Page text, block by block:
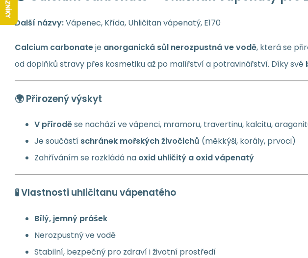
Další názvy:Vápenec, Křída, Uhličitan vápenatý, E170
Calcium carbonateje anorganická sůl nerozpustná ve vodě, která se
od doplňků stravy přes kosmetiku až po malířství a potravinářství. Díky své
🌍 Přirozený výskyt
V příroděse nachází ve vápenci, mramoru, travertinu, kalcitu,
Je součástí schránek mořských živočichů (měkkýši, korály, prvoci)
Zahříváním se rozkládá na oxid uhličitý a oxid vápenatý
🧪 Vlastnosti uhličitanu vápenatého
Bílý, jemný prášek
Nerozpustný ve vodě
Stabilní, bezpečný pro zdraví i životní prostředí